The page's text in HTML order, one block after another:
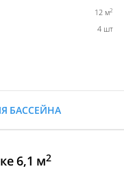
12 м2
4 шт
БАССЕЙНА
6,1 м2